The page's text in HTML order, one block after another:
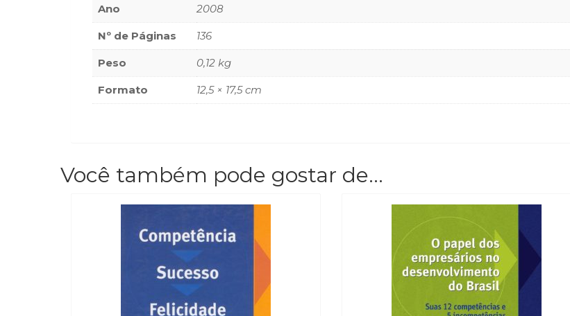
Ano 2008
Nº de Páginas 136
Peso 0,12 kg
Formato 12,5 × 17,5 cm
Você também pode gostar de…